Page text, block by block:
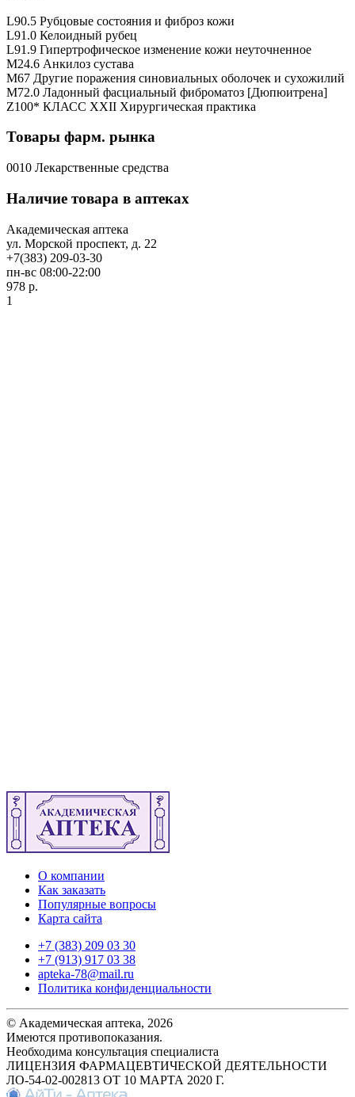
L90.5 Рубцовые состояния и фиброз кожи
L91.0 Келоидный рубец
L91.9 Гипертрофическое изменение кожи неуточненное
M24.6 Анкилоз сустава
M67 Другие поражения синовиальных оболочек и сухожилий
M72.0 Ладонный фасциальный фиброматоз [Дюпюитрена]
Z100* КЛАСС XXII Хирургическая практика
Товары фарм. рынка
0010 Лекарственные средства
Наличие товара в аптеках
Академическая аптека
ул. Морской проспект, д. 22
+7(383) 209-03-30
пн-вс 08:00-22:00
978 р.
1
О компании
Как заказать
Популярные вопросы
Карта сайта
+7 (383) 209 03 30
+7 (913) 917 03 38
apteka-78@mail.ru
Политика конфиденциальности
© Академическая аптека, 2026
Имеются противопоказания.
Необходима консультация специалиста
ЛИЦЕНЗИЯ ФАРМАЦЕВТИЧЕСКОЙ ДЕЯТЕЛЬНОСТИ
ЛО-54-02-002813 ОТ 10 МАРТА 2020 Г.